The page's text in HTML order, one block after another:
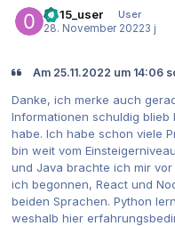
0815_user
User
28. November 20223 j
Am 25.11.2022 um 14:06
Danke, ich merke auch
Informationen schuldig
habe. Ich habe schon viele
bin weit vom
und Java brachte ich mir
ich begonnen, React und
beiden Sprachen. Python
weshalb hier